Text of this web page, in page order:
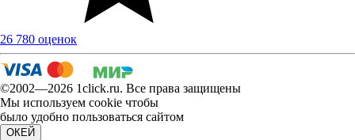
26 780 оценок
©2002—2026 1сlick.ru. Все права защищены
Мы используем cookie чтобы
было удобно пользоваться сайтом
ОКЕЙ